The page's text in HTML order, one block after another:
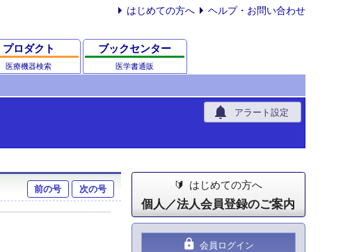
はじめての方へ ヘルプ・お問い合わせ
プロダクト
医療機器検索
ブックセンター
医学書通販
notifications アラート設定
前の号 次の号 はじめての方へ
個人／法人会員登録のご案内
lock 会員ログイン